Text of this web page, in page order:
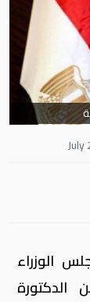
الوزراء
الدكتورة